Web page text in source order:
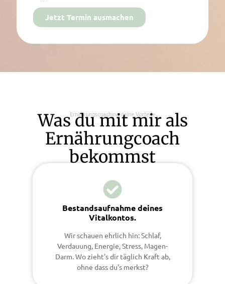
Jetzt Termin ausmachen
Ernährungscoaching deine Vorteile
Was du mit mir als
Ernährungcoach
bekommst
Bestandsaufnahme deines
Vitalkontos.
Wir schauen ehrlich hin: Schlaf,
Verdauung, Energie, Stress, Magen-
Darm. Wo zieht's dir täglich Kraft ab,
ohne dass du's merkst?